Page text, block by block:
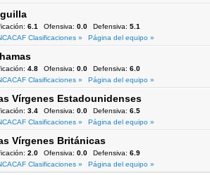
6.1 Ofensiva: 0.0 Defensiva: 5.1
Clasificaciones »
Página del equipo »
4.8 Ofensiva: 0.0 Defensiva: 6.0
Clasificaciones »
Página del equipo »
Vírgenes Estadounidenses
3.4 Ofensiva: 0.0 Defensiva: 6.5
Clasificaciones »
Página del equipo »
Vírgenes Británicas
2.0 Ofensiva: 0.0 Defensiva: 6.9
Clasificaciones »
Página del equipo »